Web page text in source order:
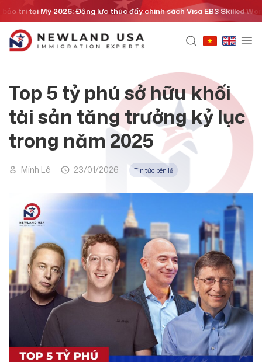
Chuyển
dung
tại Mỹ 2026: Động lực thúc đẩy chính sách Visa EB3 Skilled
Top 5 tỷ phú sở hữu khối
tài sản tăng trưởng kỷ lục
trong năm 2025
Minh Lê 23/01/2026 Tin tức bên lề